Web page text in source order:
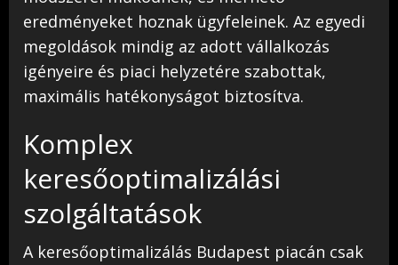
eredményeket hoznak ügyfeleinek. Az egyedi
megoldások mindig az adott vállalkozás
igényeire és piaci helyzetére szabottak,
maximális hatékonyságot biztosítva.
Komplex
keresőoptimalizálási
szolgáltatások
A keresőoptimalizálás Budapest piacán csak